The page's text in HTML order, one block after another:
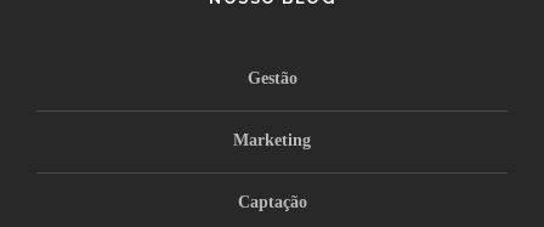
Gestão
Marketing
Captação